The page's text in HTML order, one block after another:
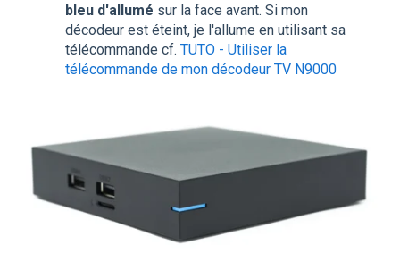
bleu d'allumé sur la face avant. Si mon
décodeur est éteint, je l'allume en utilisant sa
télécommande cf. TUTO - Utiliser la
télécommande de mon décodeur TV N9000